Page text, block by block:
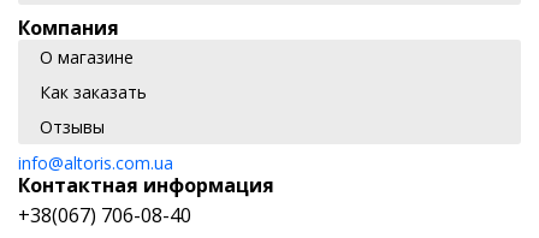
Компания
О магазине
Как заказать
Отзывы
info@altoris.com.ua
Контактная информация
+38(067) 706-08-40